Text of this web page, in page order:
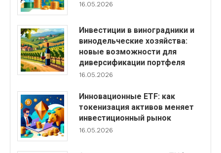
16.05.2026
Инвестиции в виноградники и
винодельческие хозяйства:
новые возможности для
диверсификации портфеля
16.05.2026
Инновационные ETF: как
токенизация активов меняет
инвестиционный рынок
16.05.2026